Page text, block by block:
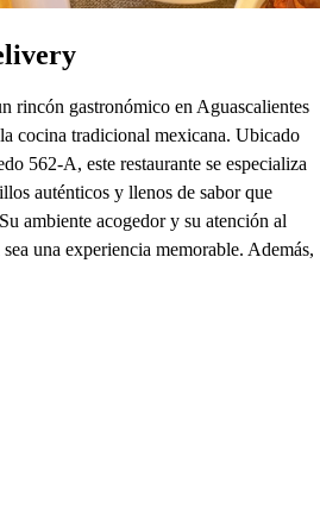
rincón gastronómico en Aguascalientes
cocina tradicional mexicana. Ubicado
562-A, este restaurante se especializa
auténticos y llenos de sabor que
ambiente acogedor y su atención al
una experiencia memorable. Además,